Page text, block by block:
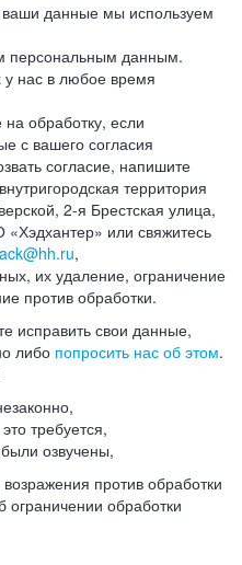
ваши данные мы используем
персональным данным.
у нас в любое время
на обработку, если
с вашего согласия
согласие, напишите
территория
2-я Брестская улица,
или свяжитесь
,
их удаление, ограничение
против обработки.
исправить свои данные,
либо попросить нас об этом.
требуется,
озвучены,
против обработки
обработки